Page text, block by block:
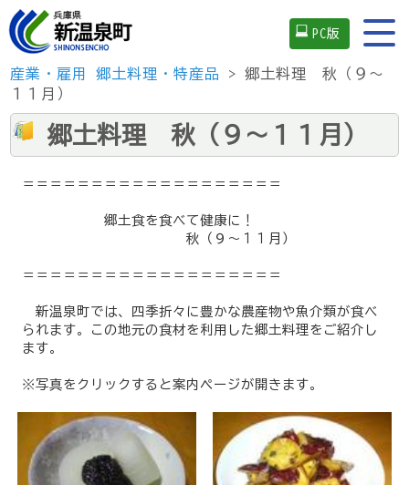
PC版
産業・雇用 郷土料理・特産品
> 郷土料理 秋（９～
１１月）
郷土料理 秋（９～１１月）
＝＝＝＝＝＝＝＝＝＝＝＝＝＝＝＝＝＝＝
郷土食を食べて健康に！
秋（９～１１月）
＝＝＝＝＝＝＝＝＝＝＝＝＝＝＝＝＝＝＝
新温泉町では、四季折々に豊かな農産物や魚介類が食べ
られます。この地元の食材を利用した郷土料理をご紹介し
ます。
※写真をクリックすると案内ページが開きます。